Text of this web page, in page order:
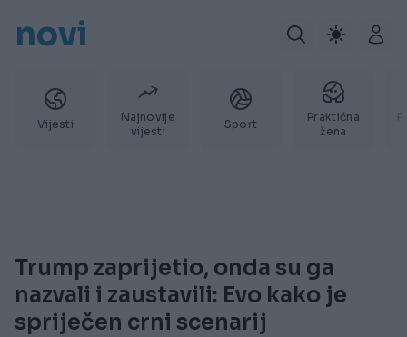
novi
Vijesti
Najnovije
vijesti
Sport
Praktična
žena
Trump zaprijetio, onda su ga
nazvali i zaustavili: Evo kako je
spriječen crni scenarij